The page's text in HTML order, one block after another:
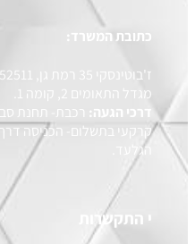
כתובת המשרד:
ז'בוטינסקי 35 רמת גן, 52511.
מגדל התאומים 2, קומה 1.
דרכי הגעה: רכבת- תחנת
הגלעד.
י התקשרות